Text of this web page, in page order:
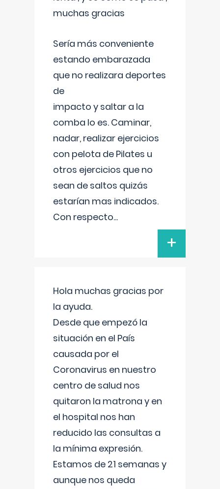
muchas gracias
Sería más conveniente
estando embarazada
que no realizara deportes
de
impacto y saltar a la
comba lo es. Caminar,
nadar, realizar ejercicios
con pelota de Pilates u
otros ejercicios que no
sean de saltos quizás
estarían mas indicados.
Con respecto...
+
Hola muchas gracias por
la ayuda.
Desde que empezó la
situación en el País
causada por el
Coronavirus en nuestro
centro de salud nos
quitaron la matrona y en
el hospital nos han
reducido las consultas a
la mínima expresión.
Estamos de 21 semanas y
aunque nos queda